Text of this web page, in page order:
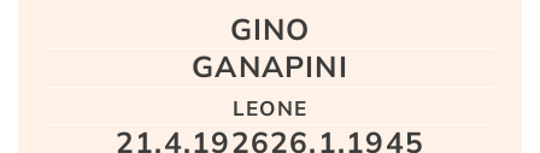
GINO
GANAPINI
leone
21.4.1926­26.1.1945